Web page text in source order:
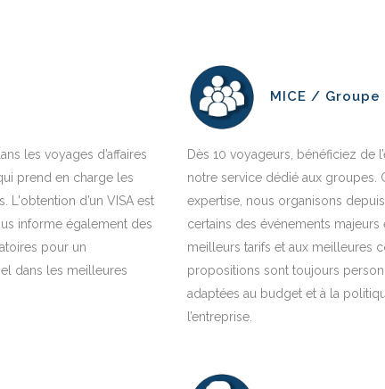
les voyages d’affaires
prend en charge les
L'obtention d’un VISA est
informe également des
pour un
dans les meilleures
MICE / Groupe
Dès 10 voyageurs, bénéficiez de
notre service dédié aux groupes.
expertise, nous organisons
certains des événements majeurs
meilleurs tarifs et aux meilleures
propositions sont toujours
adaptées au budget et à la
l’entreprise.